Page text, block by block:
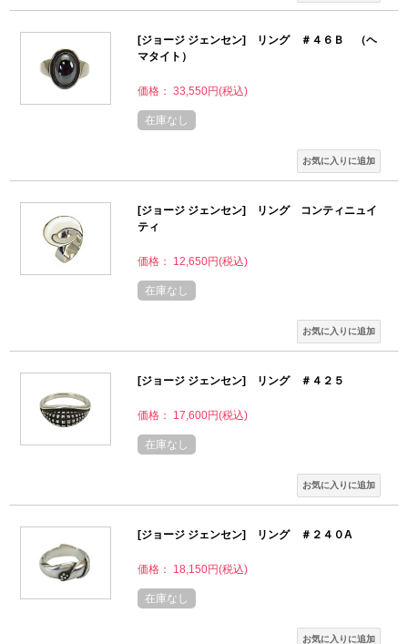
[ジョージ ジェンセン] リング ＃４６Ｂ （ヘ
マタイト）
価格： 33,550円(税込)
在庫なし
[ジョージ ジェンセン] リング コンティニュイ
ティ
価格： 12,650円(税込)
在庫なし
[ジョージ ジェンセン] リング ＃４２５
価格： 17,600円(税込)
在庫なし
[ジョージ ジェンセン] リング ＃２４０A
価格： 18,150円(税込)
在庫なし